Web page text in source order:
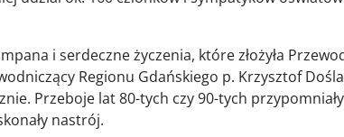
i serdeczne życzenia, które złożyła
Regionu Gdańskiego p. Krzysztof
Przeboje lat 80-tych czy 90-tych przypomniały
nastrój.